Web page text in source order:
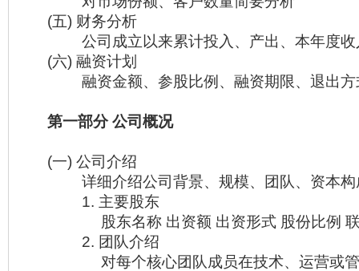
(五) 财务分析
公司成立以来累计投入、产出、本年度收
(六) 融资计划
融资金额、参股比例、融资期限、退出方
第一部分 公司概况
(一) 公司介绍
详细介绍公司背景、规模、团队、资本构
1. 主要股东
股东名称 出资额 出资形式 股份比例 联
2. 团队介绍
对每个核心团队成员在技术、运营或管